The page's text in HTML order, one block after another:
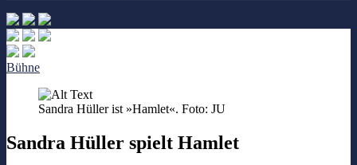
Bühne
Sandra Hüller ist »Hamlet«. Foto: JU
Sandra Hüller spielt Hamlet